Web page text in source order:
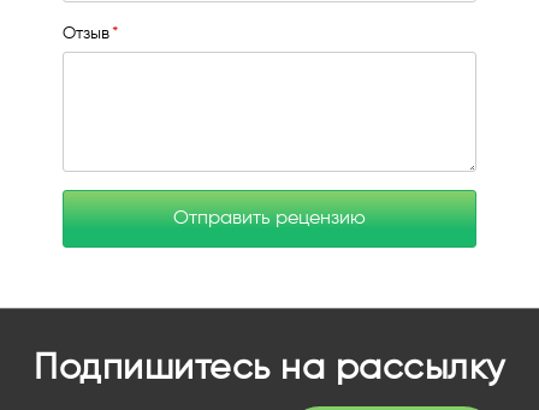
Отзыв
Отправить рецензию
Подпишитесь на рассылку